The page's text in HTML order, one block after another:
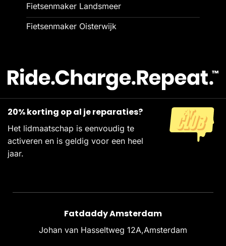
Fietsenmaker Landsmeer
Fietsenmaker Oisterwijk
20% korting op al je reparaties?
Het lidmaatschap is eenvoudig te
activeren en is geldig voor een heel
jaar.
Fatdaddy Amsterdam
Johan van Hasseltweg 12A,Amsterdam